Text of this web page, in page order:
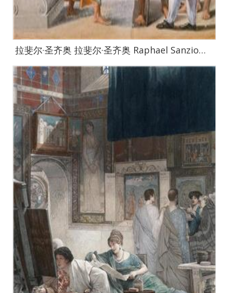
拉斐尔·圣齐奥 拉斐尔·圣齐奥 Raphael Sanzio作品集-206